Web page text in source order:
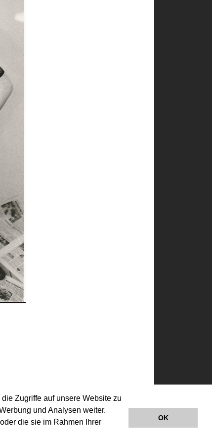
Zugriffe auf unsere Website zu
und Analysen weiter.
die sie im Rahmen Ihrer
OK
Impressum | Datenschutz